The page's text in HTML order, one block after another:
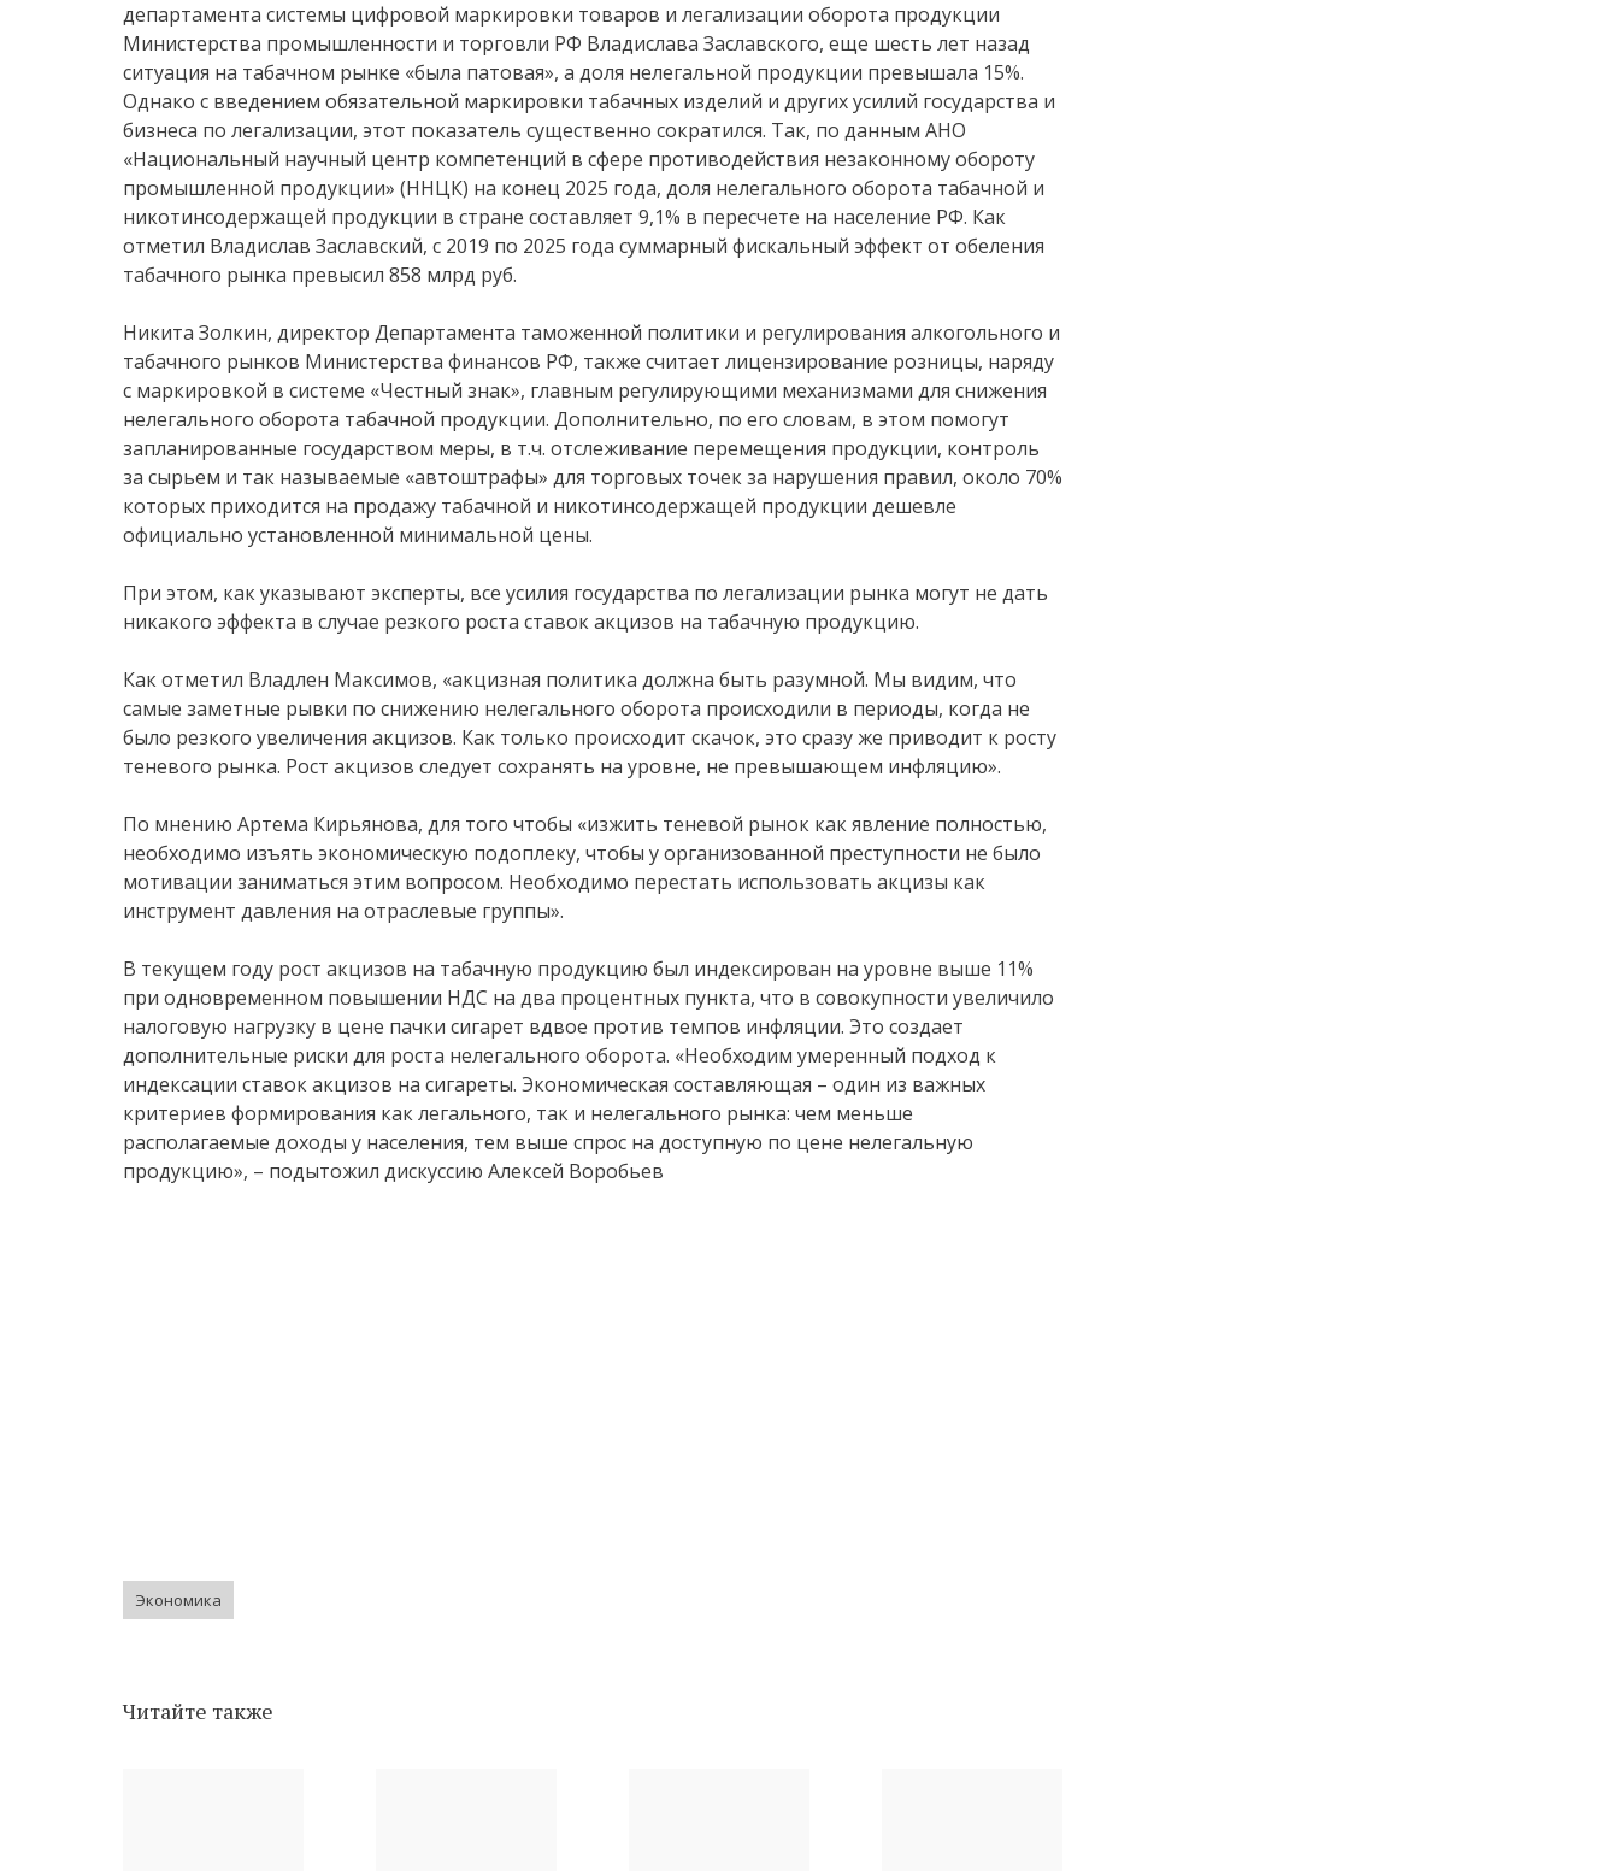
департамента системы цифровой маркировки товаров и легализации оборота продукции
Министерства промышленности и торговли РФ Владислава Заславского, еще шесть лет назад
ситуация на табачном рынке «была патовая», а доля нелегальной продукции превышала 15%.
Однако с введением обязательной маркировки табачных изделий и других усилий государства и
бизнеса по легализации, этот показатель существенно сократился. Так, по данным АНО
«Национальный научный центр компетенций в сфере противодействия незаконному обороту
промышленной продукции» (ННЦК) на конец 2025 года, доля нелегального оборота табачной и
никотинсодержащей продукции в стране составляет 9,1% в пересчете на население РФ. Как
отметил Владислав Заславский, с 2019 по 2025 года суммарный фискальный эффект от обеления
табачного рынка превысил 858 млрд руб.
Никита Золкин, директор Департамента таможенной политики и регулирования алкогольного и
табачного рынков Министерства финансов РФ, также считает лицензирование розницы, наряду
с маркировкой в системе «Честный знак», главным регулирующими механизмами для снижения
нелегального оборота табачной продукции. Дополнительно, по его словам, в этом помогут
запланированные государством меры, в т.ч. отслеживание перемещения продукции, контроль
за сырьем и так называемые «автоштрафы» для торговых точек за нарушения правил, около 70%
которых приходится на продажу табачной и никотинсодержащей продукции дешевле
официально установленной минимальной цены.
При этом, как указывают эксперты, все усилия государства по легализации рынка могут не дать
никакого эффекта в случае резкого роста ставок акцизов на табачную продукцию.
Как отметил Владлен Максимов, «акцизная политика должна быть разумной. Мы видим, что
самые заметные рывки по снижению нелегального оборота происходили в периоды, когда не
было резкого увеличения акцизов. Как только происходит скачок, это сразу же приводит к росту
теневого рынка. Рост акцизов следует сохранять на уровне, не превышающем инфляцию».
По мнению Артема Кирьянова, для того чтобы «изжить теневой рынок как явление полностью,
необходимо изъять экономическую подоплеку, чтобы у организованной преступности не было
мотивации заниматься этим вопросом. Необходимо перестать использовать акцизы как
инструмент давления на отраслевые группы».
В текущем году рост акцизов на табачную продукцию был индексирован на уровне выше 11%
при одновременном повышении НДС на два процентных пункта, что в совокупности увеличило
налоговую нагрузку в цене пачки сигарет вдвое против темпов инфляции. Это создает
дополнительные риски для роста нелегального оборота. «Необходим умеренный подход к
индексации ставок акцизов на сигареты. Экономическая составляющая – один из важных
критериев формирования как легального, так и нелегального рынка: чем меньше
располагаемые доходы у населения, тем выше спрос на доступную по цене нелегальную
продукцию», – подытожил дискуссию Алексей Воробьев
Экономика
Читайте также